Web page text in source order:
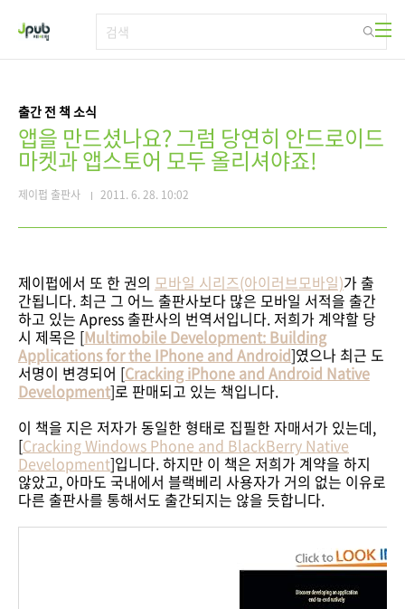
출간 전 책 소식
앱을 만드셨나요? 그럼 당연히 안드로이드
마켓과 앱스토어 모두 올리셔야죠!
제이펍 출판사 2011. 6. 28. 10:02
제이펍에서 또 한 권의 모바일 시리즈(아이러브모바일)가 출
간됩니다. 최근 그 어느 출판사보다 많은 모바일 서적을 출간
하고 있는 Apress 출판사의 번역서입니다. 저희가 계약할 당
시 제목은 [Multimobile Development: Building
Applications for the IPhone and Android]였으나 최근 도
서명이 변경되어 [Cracking iPhone and Android Native
Development]로 판매되고 있는 책입니다.
이 책을 지은 저자가 동일한 형태로 집필한 자매서가 있는데,
[Cracking Windows Phone and BlackBerry Native
Development]입니다. 하지만 이 책은 저희가 계약을 하지
않았고, 아마도 국내에서 블랙베리 사용자가 거의 없는 이유로
다른 출판사를 통해서도 출간되지는 않을 듯합니다.